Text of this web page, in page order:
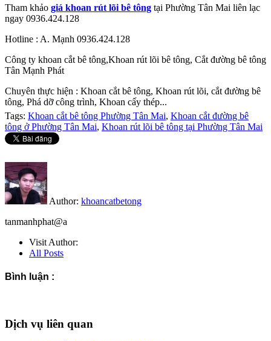
Tham khảo giá khoan rút lõi bê tông tại Phường Tân Mai liên lạc
ngay 0936.424.128
Hotline : A. Mạnh 0936.424.128
Công ty khoan cắt bê tông,Khoan rút lõi bê tông, Cắt đường bê tông
Tân Mạnh Phát
Chuyên thực hiện : Khoan cắt bê tông, Khoan rút lõi, cắt đường bê
tông, Phá dỡ công trình, Khoan cấy thép...
Tags: Khoan cắt bê tông Phường Tân Mai, Khoan cắt đường bê
tông ở Phường Tân Mai, Khoan rút lõi bê tông tại Phường Tân Mai
Author: khoancatbetong
tanmanhphat@a
Visit Author:
All Posts
Bình luận :
Dịch vụ liên quan